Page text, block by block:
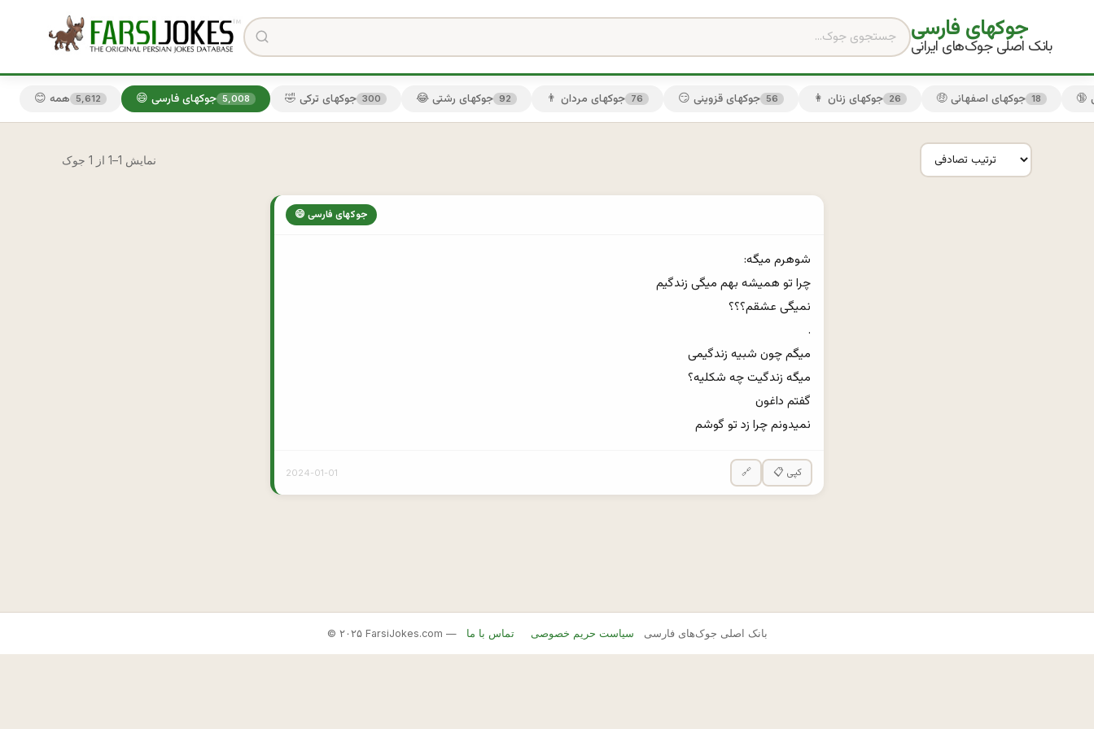
جوکهای فارسی
بانک اصلی جوک‌های ایرانی
😊 همه 5,612 😄 جوکهای فارسی 5,008 🤣 جوکهای ترکی 300 😂 جوکهای رشتی 92 👨 جوکهای مردان 76 😏 جوکهای قزوینی 56 👩 جوکهای زنان 26 🤑 جوکهای اصفهانی 18
نمایش 1–1 از 1 جوک
😄 جوکهای فارسی
نمیدونم چرا زد تو گوشم
2024-01-01 🔗 📋 کپی
© ۲۰۲۵ FarsiJokes.com — بانک اصلی جوک‌های فارسی سیاست حریم خصوصی تماس با ما